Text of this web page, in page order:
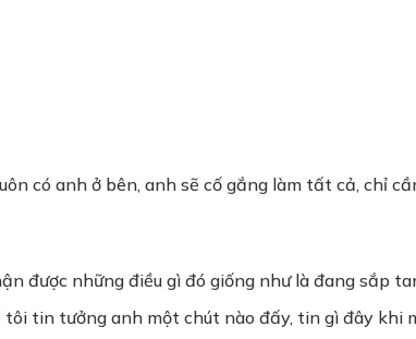
có anh ở bên, anh sẽ cố gắng làm tất cả, chỉ
được những điều gì đó giống như là đang sắp
tin tưởng anh một chút nào đấy, tin gì đây khi